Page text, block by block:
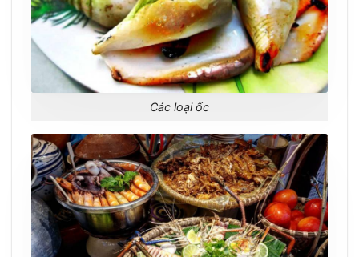
Các loại ốc